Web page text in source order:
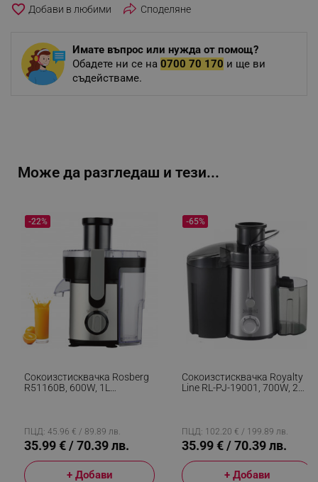
favorite_border Споделяне
Имате въпрос или нужда от помощ?
Обадете ни се на 0700 70 170 и ще ви
съдействаме.
Може да разгледаш и тези...
Сокоизстисквачка Rosberg
R51160B, 600W, 1L
-22%
ПЦД: 45.96 € / 89.89 лв.
35.99 € / 70.39 лв.
+ Добави
Сокоизстисквачка Royalty
Line RL-PJ-19001, 700W, 2
-65%
ПЦД: 102.20 € / 199.89 лв.
35.99 € / 70.39 лв.
+ Добави